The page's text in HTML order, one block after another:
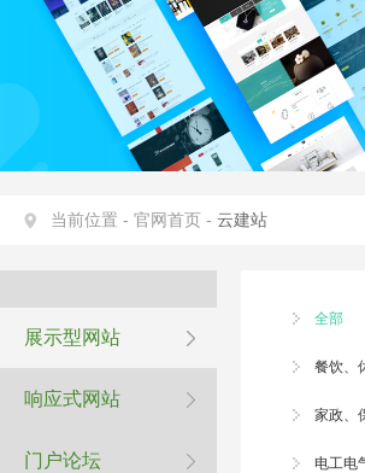
当前位置 - 官网首页 - 云建站
展示型网站
响应式网站
门户论坛
全部
餐饮、
家政、
电工电